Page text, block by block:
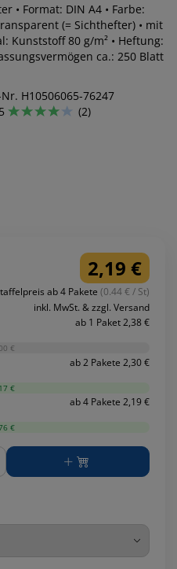
• Format: DIN A4 • Farbe:
(= Sichthefter) • mit
Kunststoff 80 g/m² • Heftung:
ca.: 250 Blatt
H10506065-76247
(2)
2,19 €
ab 4 Pakete (0.44 € / St)
inkl. MwSt. & zzgl. Versand
ab 1 Paket 2,38 €
€
ab 2 Pakete 2,30 €
€
ab 4 Pakete 2,19 €
€